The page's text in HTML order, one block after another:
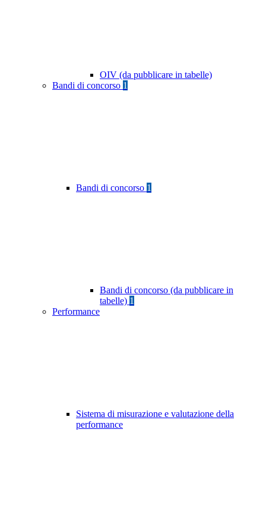
OIV (da pubblicare in tabelle)
Bandi di concorso 1
Bandi di concorso 1
Bandi di concorso (da pubblicare in
tabelle) 1
Performance
Sistema di misurazione e valutazione della
performance